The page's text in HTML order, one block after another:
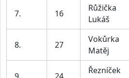
7. 16
Růžička
Lukáš
8. 27
Vokůrka
Matěj
Řezníček